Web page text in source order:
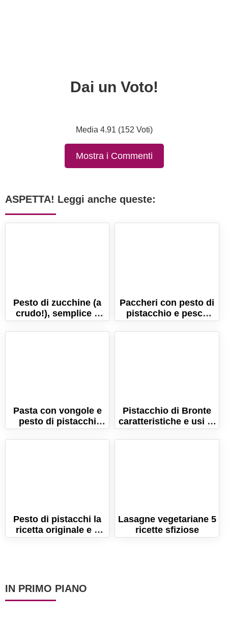
Dai un Voto!
Media 4.91 (152 Voti)
Mostra i Commenti
ASPETTA! Leggi anche queste:
Pesto di zucchine (a
crudo!), semplice e
veloce!
Paccheri con pesto di
pistacchio e pesce
spada. Ricetta della
tradizione siciliana!
Pasta con vongole e
pesto di pistacchi
fatto in casa (Ricetta
facile e gustosa!)
Pistacchio di Bronte
caratteristiche e usi in
cucina dell'oro verde
siciliano
Pesto di pistacchi la
ricetta originale e 5
varianti
Lasagne vegetariane 5
ricette sfiziose
IN PRIMO PIANO